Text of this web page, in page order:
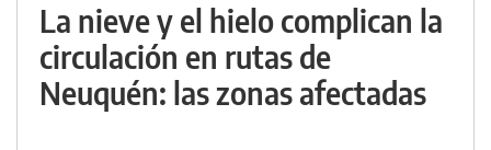
La nieve y el hielo complican la
circulación en rutas de
Neuquén: las zonas afectadas